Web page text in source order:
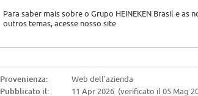
Para saber mais sobre o Grupo HEINEKEN Brasil e
outros temas, acesse nosso site
Provenienza:
Web dell'azienda
Pubblicato il:
11 Apr 2026 (verificato il 05 Mag